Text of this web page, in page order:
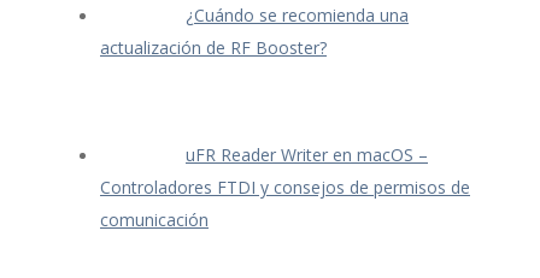
¿Cuándo se recomienda una
actualización de RF Booster?
uFR Reader Writer en macOS –
Controladores FTDI y consejos de permisos de
comunicación